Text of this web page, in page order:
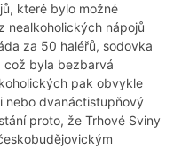
které bylo možné
nealkoholických nápojů
za 50 haléřů, sodovka
což byla bezbarvá
pak obvykle
nebo dvanáctistupňový
proto, že Trhové Sviny